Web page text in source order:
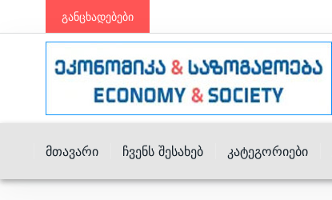
განცხადებები
Მთავარი Ჩვენს Შესახებ Კატეგორიები